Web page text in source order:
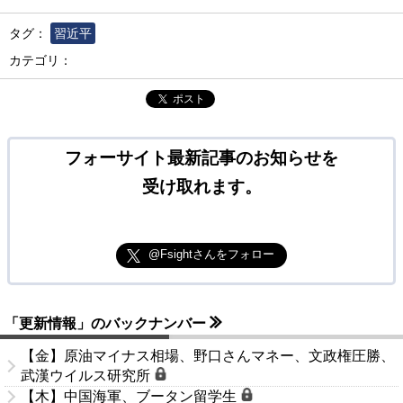
タグ：
習近平
カテゴリ：
ポスト
フォーサイト最新記事のお知らせを
受け取れます。
@Fsightさんをフォロー
「更新情報」のバックナンバー
【金】原油マイナス相場、野口さんマネー、文政権圧勝、
武漢ウイルス研究所
【木】中国海軍、ブータン留学生